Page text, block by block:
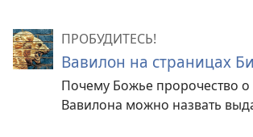
ПРОБУДИТЕСЬ!
Вавилон на страницах
Почему Божье пророчество
Вавилона можно назвать